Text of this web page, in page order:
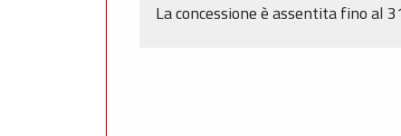
La concessione è assentita fino al